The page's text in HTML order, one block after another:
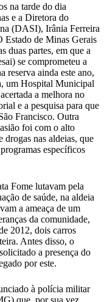
na tarde do dia
e a Diretora do
(DASI), Irânia Ferreira
Estado de Minas Gerais
duas partes, em que a
se comprometeu a
reserva ainda este ano,
um Hospital Municipal
a melhora no
e a pesquisa para que
Francisco. Outra
foi com o alto
drogas nas aldeias, que
específicos
Fome lutavam pela
de saúde, na aldeia
a ameaça de um
da comunidade,
2012, dois carros
Antes disso, o
a presença do
por este.
à polícia militar
que, por sua vez,